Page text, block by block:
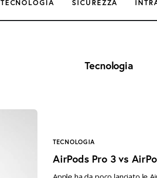
TECNOLOGIA SICUREZZA
Tecnologia
TECNOLOGIA
AirPods Pro 3 vs